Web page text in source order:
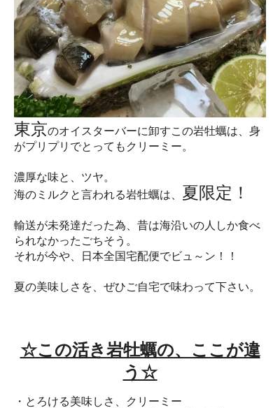
東京のオイスターバーに卸すこの岩牡蠣は、身
がプリプリでとってもクリーミー。
濃厚な味と、ツヤ。
海のミルクと言われる岩牡蠣は、 夏限定！
輸送が未発達だった為、昔は海沿いの人しか食べ
られなかったごちそう。
それが今や、日本全国宅配便でビュ～ン！！
夏の美味しさを、ぜひご自宅で味わって下さい。
☆この活き岩牡蠣の、ここが違
う☆
・とろける美味しさ、クリーミー